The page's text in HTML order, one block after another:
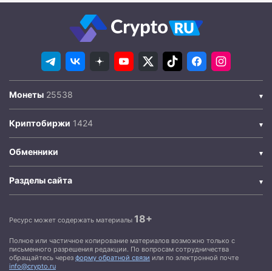
Монеты
Криптобиржи
Обменники
Разделы сайта
Ресурс может содержать материалы 18+
Полное или частичное копирование материалов возможно только с
письменного разрешения редакции. По вопросам сотрудничества
обращайтесь через форму обратной связи или по электронной почте
info@crypto.ru